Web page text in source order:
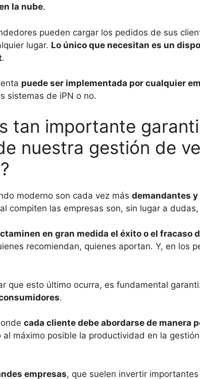
la nube.
pueden cargar los pedidos de sus
lugar. Lo único que necesitan es un
.
puede ser implementada por cualquier
sistemas de iPN o no.
tan importante
nuestra gestión de
moderno son cada vez más demandantes
compiten las empresas son, sin lugar a
en gran medida el éxito o el fracaso
recomiendan, quienes aportan. Y, en los
que esto último ocurra, es fundamental
.
cada cliente debe abordarse de manera
al máximo posible la productividad en la
empresas, que suelen invertir